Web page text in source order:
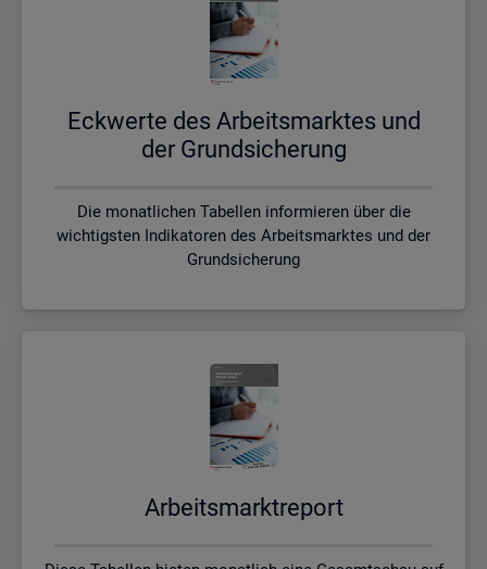
Eck­wer­te des Ar­beits­mark­tes und
der Grund­si­che­rung
Die monatlichen Tabellen informieren über die
wichtigsten Indikatoren des Arbeitsmarktes und der
Grundsicherung
Ar­beits­markt­re­port